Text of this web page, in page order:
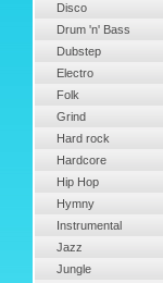
Disco
Drum 'n' Bass
Dubstep
Electro
Folk
Grind
Hard rock
Hardcore
Hip Hop
Hymny
Instrumental
Jazz
Jungle